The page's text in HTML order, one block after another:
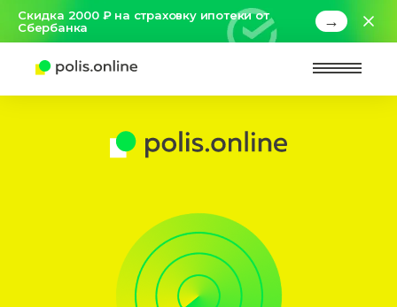
Скидка 2000 ₽ на страховку ипотеки от
Сбербанка
→